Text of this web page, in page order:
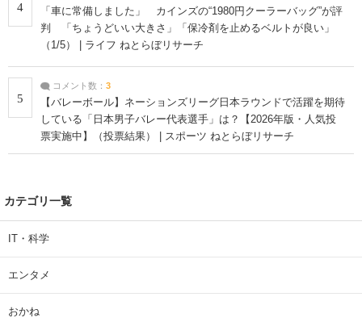
4
「車に常備しました」 カインズの“1980円クーラーバッグ”が評
判 「ちょうどいい大きさ」「保冷剤を止めるベルトが良い」
（1/5） | ライフ ねとらぼリサーチ
5
コメント数： 3
【バレーボール】ネーションズリーグ日本ラウンドで活躍を期待
している「日本男子バレー代表選手」は？【2026年版・人気投
票実施中】（投票結果） | スポーツ ねとらぼリサーチ
カテゴリ一覧
IT・科学
エンタメ
おかね